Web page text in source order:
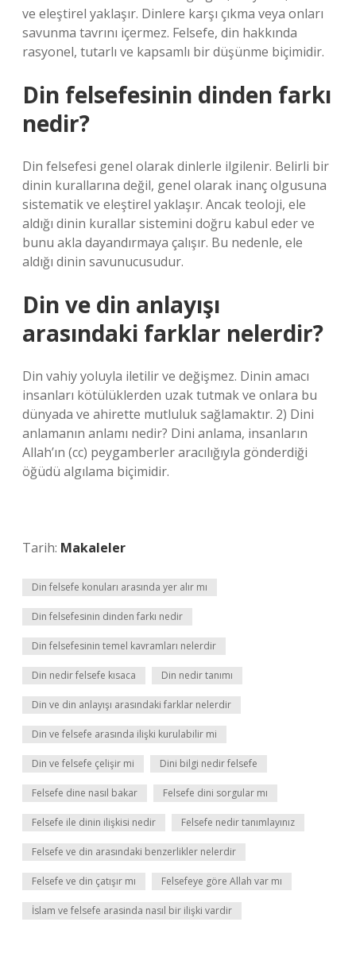
ve eleştirel yaklaşır. Dinlere karşı çıkma veya onları
savunma tavrını içermez. Felsefe, din hakkında
rasyonel, tutarlı ve kapsamlı bir düşünme biçimidir.
Din felsefesinin dinden farkı
nedir?
Din felsefesi genel olarak dinlerle ilgilenir. Belirli bir
dinin kurallarına değil, genel olarak inanç olgusuna
sistematik ve eleştirel yaklaşır. Ancak teoloji, ele
aldığı dinin kurallar sistemini doğru kabul eder ve
bunu akla dayandırmaya çalışır. Bu nedenle, ele
aldığı dinin savunucusudur.
Din ve din anlayışı
arasındaki farklar nelerdir?
Din vahiy yoluyla iletilir ve değişmez. Dinin amacı
insanları kötülüklerden uzak tutmak ve onlara bu
dünyada ve ahirette mutluluk sağlamaktır. 2) Dini
anlamanın anlamı nedir? Dini anlama, insanların
Allah’ın (cc) peygamberler aracılığıyla gönderdiği
öğüdü algılama biçimidir.
Tarih: Makaleler
Din felsefe konuları arasında yer alır mı
Din felsefesinin dinden farkı nedir
Din felsefesinin temel kavramları nelerdir
Din nedir felsefe kısaca Din nedir tanımı
Din ve din anlayışı arasındaki farklar nelerdir
Din ve felsefe arasında ilişki kurulabilir mi
Din ve felsefe çelişir mi Dini bilgi nedir felsefe
Felsefe dine nasıl bakar Felsefe dini sorgular mı
Felsefe ile dinin ilişkisi nedir Felsefe nedir tanımlayınız
Felsefe ve din arasındaki benzerlikler nelerdir
Felsefe ve din çatışır mı Felsefeye göre Allah var mı
İslam ve felsefe arasinda nasıl bir ilişki vardir